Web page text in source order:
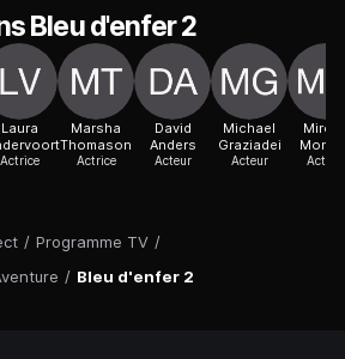
/ Programme TV /
/ Bleu d'enfer 2
Bleu d'enfer 2
Laura
Actrice
Marsha
Thomason
Actrice
David
Anders
Acteur
Michael
Graziadei
Acteur Actrice